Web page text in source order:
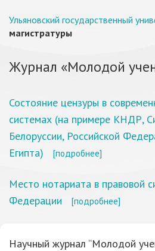
Ульяновский государственный
магистратуры
Журнал «Молодой
Состояние цензуры в
системах (на примере КНДР,
Белоруссии, Российской
Египта)
[подробнее]
Место нотариата в правовой
Федерации
[подробнее]
Научный журнал “Молодой